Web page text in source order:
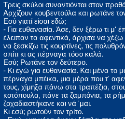
Τρεις σκύλοι συναντιόνται στον
Αρχίζουν κουβεντούλα και ρωτάνε
Εσύ γιατί είσαι εδώ;
- Για ευθανασία. Άσε, δεν ξέρω τι μ'
έλειπαν τα αφεντικά, άρχισα να
να ξεσκίζω τις κουρτίνες, τις
σπίτι κι ας πέρναγα τόσο καλά.
Εσύ; Ρωτάνε τον δεύτερο.
- Κι εγώ για ευθανασία. Και μένα το
πέρναγα μπέικα, μια μέρα που τ'
τους, χίμηξα πάνω στα τραπέζια,
κοτόπουλα, πάνε τα ζαμπόνια, τα
ζοχαδιαστήκανε και νά 'μαι.
Κι εσύ; ρωτούν τον τρίτο.